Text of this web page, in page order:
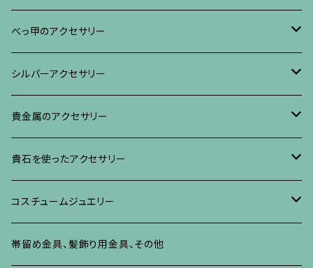
ブレスレット・バングル、その他
ブレスレット、その他
ネックレス、ペンダント
リング
ブレスレット、その他
イヤリング・ピアス
ネックレス、ペンダント
リング
ブレスレット、その他
べっ甲に蒔絵のアクセサリー
ブローチ
イヤリング・ピアス
真珠に蒔絵のアクセサリー
ブローチ
イヤリング、ピアス
水晶に蒔絵のアクセサリー
ブローチ
イヤリング、ピアス
朴の木やポプラに蒔絵のアクセサリー
ブローチ
イヤリング・ピアス
その他の蒔絵のアクセサリー
べっ甲のアクセサリー
ブローチ
イヤリング、ピアス
ネックレス、ペンダント
リング
ブレスレット、バングル、その他
シルバーアクセサリー
ブローチ
イヤリング、ピアス
ネックレス、ペンダント
リング
貴金属のアクセサリー
ブローチ
イヤリング、ピアス
ネックレス、ペンダント
貴石を使ったアクセサリー
ブローチ
イヤリング、ピアス
コスチュームジュエリー
ブローチ
帯留め金具、髪飾り用金具、その他